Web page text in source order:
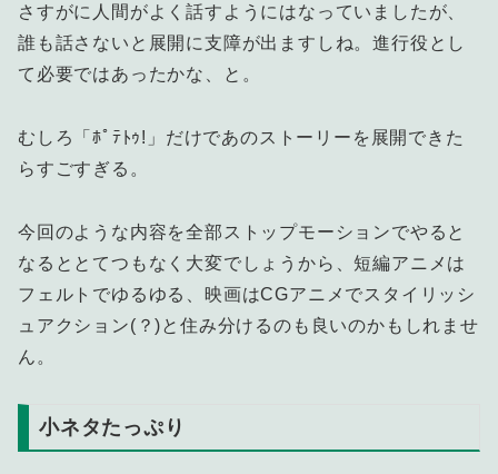
さすがに人間がよく話すようにはなっていましたが、
誰も話さないと展開に支障が出ますしね。進行役とし
て必要ではあったかな、と。
むしろ「ﾎﾟﾃﾄｩ!」だけであのストーリーを展開できた
らすごすぎる。
今回のような内容を全部ストップモーションでやると
なるととてつもなく大変でしょうから、短編アニメは
フェルトでゆるゆる、映画はCGアニメでスタイリッシ
ュアクション(？)と住み分けるのも良いのかもしれませ
ん。
小ネタたっぷり